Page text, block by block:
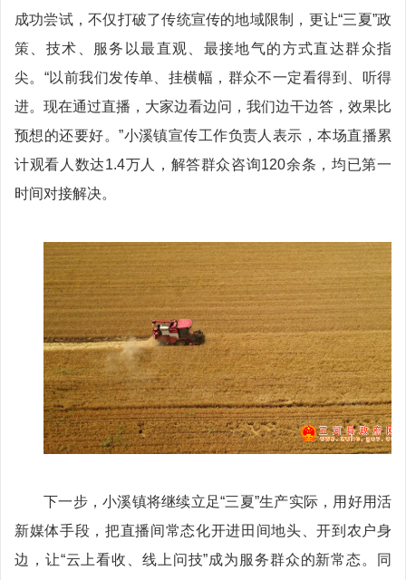
成功尝试，不仅打破了传统宣传的地域限制，更让“三夏”政
策、技术、服务以最直观、最接地气的方式直达群众指
尖。“以前我们发传单、挂横幅，群众不一定看得到、听得
进。现在通过直播，大家边看边问，我们边干边答，效果比
预想的还要好。”小溪镇宣传工作负责人表示，本场直播累
计观看人数达1.4万人，解答群众咨询120余条，均已第一
时间对接解决。
下一步，小溪镇将继续立足“三夏”生产实际，用好用活
新媒体手段，把直播间常态化开进田间地头、开到农户身
边，让“云上看收、线上问技”成为服务群众的新常态。同